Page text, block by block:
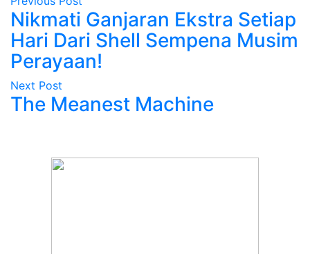
Nikmati Ganjaran Ekstra Setiap
Hari Dari Shell Sempena Musim
Perayaan!
Next Post
The Meanest Machine